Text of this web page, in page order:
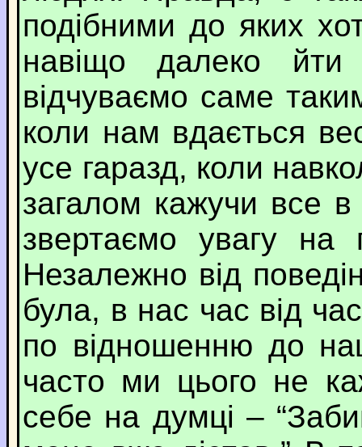
подібними до яких
навіщо далеко
відчуваємо саме
коли нам вдається
усе гаразд, коли
загалом кажучи все
звертаємо увагу на
Незалежно від
була, в нас час від
по відношенню до
часто ми цього не
себе на думці –